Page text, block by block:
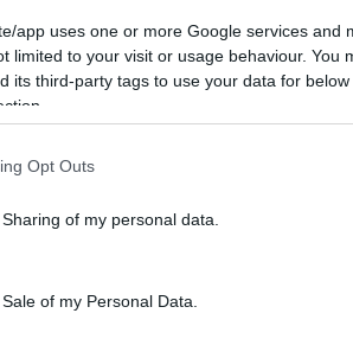
app uses one or more Google services and
limited to your visit or usage behaviour. You
its third-party tags to use your data for
Opt Outs
of my personal data.
of my Personal Data.